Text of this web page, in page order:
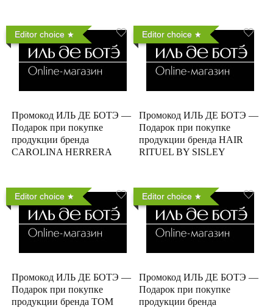
Editor choice
Промокод ИЛЬ ДЕ БОТЭ —
Подарок при покупке
продукции бренда
CAROLINA HERRERA
Editor choice
Промокод ИЛЬ ДЕ БОТЭ —
Подарок при покупке
продукции бренда HAIR
RITUEL BY SISLEY
Editor choice
Промокод ИЛЬ ДЕ БОТЭ —
Подарок при покупке
продукции бренда TOM
Editor choice
Промокод ИЛЬ ДЕ БОТЭ —
Подарок при покупке
продукции бренда